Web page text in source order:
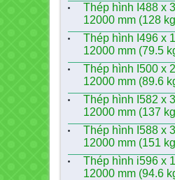
Thép hình I488 x
12000 mm (128
Thép hình I496 x
12000 mm (79.5
Thép hình I500 x
12000 mm (89.6
Thép hình I582 x
12000 mm (137
Thép hình I588 x
12000 mm (151
Thép hình i596 x
12000 mm (94.6